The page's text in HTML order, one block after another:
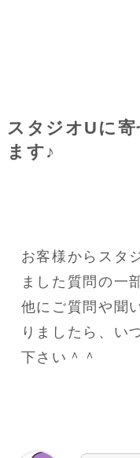
スタジオUに
ます♪
お客様からスタ
ました質問の一
他にご質問や聞
りましたら、い
下さい＾＾